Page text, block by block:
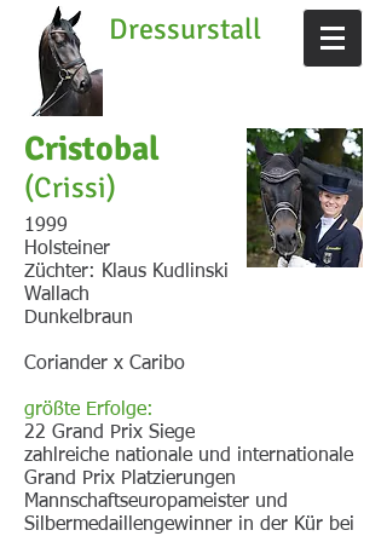
Dressurstall
Cristobal
(Crissi)
1999
Holsteiner
Züchter: Klaus Kudlinski
Wallach
Dunkelbraun
Coriander x Caribo
größte Erfolge:
22 Grand Prix Siege
zahlreiche nationale und internationale
Grand Prix Platzierungen
Mannschaftseuropameister und
Silbermedaillengewinner in der Kür bei